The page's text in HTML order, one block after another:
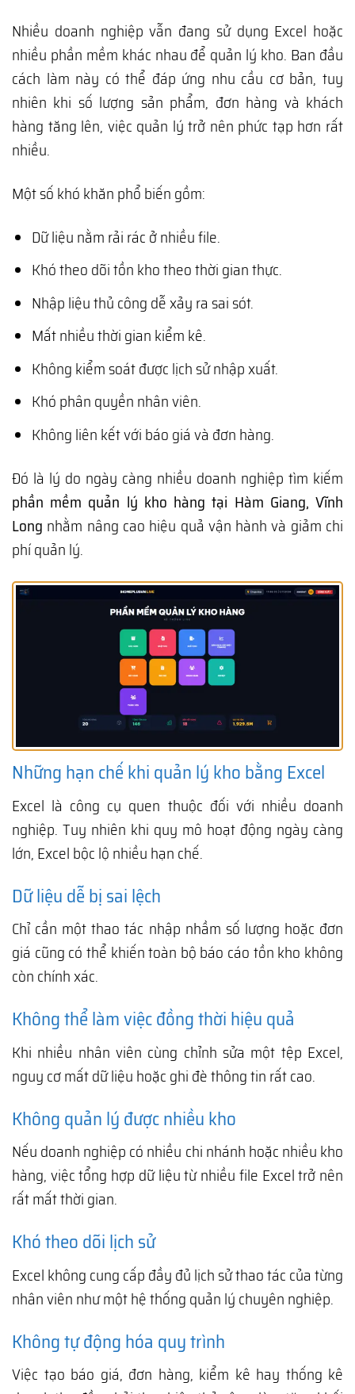
Nhiều doanh nghiệp vẫn đang sử dụng Excel hoặc
nhiều phần mềm khác nhau để quản lý kho. Ban đầu
cách làm này có thể đáp ứng nhu cầu cơ bản, tuy
nhiên khi số lượng sản phẩm, đơn hàng và khách
hàng tăng lên, việc quản lý trở nên phức tạp hơn rất
nhiều.
Một số khó khăn phổ biến gồm:
Dữ liệu nằm rải rác ở nhiều file.
Khó theo dõi tồn kho theo thời gian thực.
Nhập liệu thủ công dễ xảy ra sai sót.
Mất nhiều thời gian kiểm kê.
Không kiểm soát được lịch sử nhập xuất.
Khó phân quyền nhân viên.
Không liên kết với báo giá và đơn hàng.
Đó là lý do ngày càng nhiều doanh nghiệp tìm kiếm
phần mềm quản lý kho hàng tại Hàm Giang, Vĩnh
Long nhằm nâng cao hiệu quả vận hành và giảm chi
phí quản lý.
Những hạn chế khi quản lý kho bằng Excel
Excel là công cụ quen thuộc đối với nhiều doanh
nghiệp. Tuy nhiên khi quy mô hoạt động ngày càng
lớn, Excel bộc lộ nhiều hạn chế.
Dữ liệu dễ bị sai lệch
Chỉ cần một thao tác nhập nhầm số lượng hoặc đơn
giá cũng có thể khiến toàn bộ báo cáo tồn kho không
còn chính xác.
Không thể làm việc đồng thời hiệu quả
Khi nhiều nhân viên cùng chỉnh sửa một tệp Excel,
nguy cơ mất dữ liệu hoặc ghi đè thông tin rất cao.
Không quản lý được nhiều kho
Nếu doanh nghiệp có nhiều chi nhánh hoặc nhiều kho
hàng, việc tổng hợp dữ liệu từ nhiều file Excel trở nên
rất mất thời gian.
Khó theo dõi lịch sử
Excel không cung cấp đầy đủ lịch sử thao tác của từng
nhân viên như một hệ thống quản lý chuyên nghiệp.
Không tự động hóa quy trình
Việc tạo báo giá, đơn hàng, kiểm kê hay thống kê